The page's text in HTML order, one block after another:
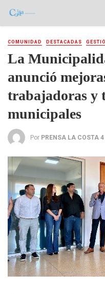
COMUNIDAD DESTACADAS
La
anunció
trabajadoras y
municipales
Por PRENSA LA COSTA 4